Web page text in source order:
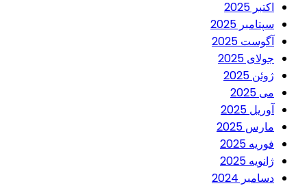
اکتبر 2025
سپتامبر 2025
آگوست 2025
جولای 2025
ژوئن 2025
می 2025
آوریل 2025
مارس 2025
فوریه 2025
ژانویه 2025
دسامبر 2024